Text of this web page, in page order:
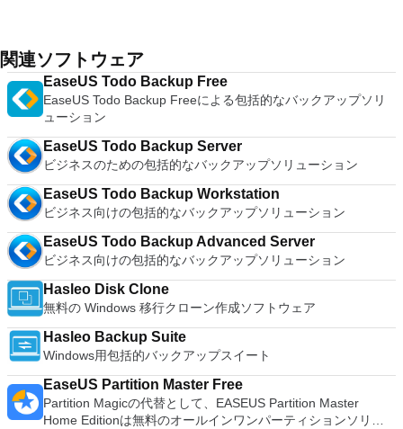
関連ソフトウェア
EaseUS Todo Backup Free
EaseUS Todo Backup Freeによる包括的なバックアップソリ
ューション
EaseUS Todo Backup Server
ビジネスのための包括的なバックアップソリューション
EaseUS Todo Backup Workstation
ビジネス向けの包括的なバックアップソリューション
EaseUS Todo Backup Advanced Server
ビジネス向けの包括的なバックアップソリューション
Hasleo Disk Clone
無料の Windows 移行クローン作成ソフトウェア
Hasleo Backup Suite
Windows用包括的バックアップスイート
EaseUS Partition Master Free
Partition Magicの代替として、EASEUS Partition Master
Home Editionは無料のオールインワンパーティションソリュ